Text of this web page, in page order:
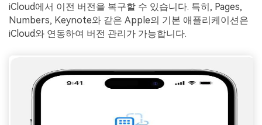
iCloud에서 이전 버전을 복구할 수 있습니다. 특히, Pages,
Numbers, Keynote와 같은 Apple의 기본 애플리케이션은
iCloud와 연동하여 버전 관리가 가능합니다.